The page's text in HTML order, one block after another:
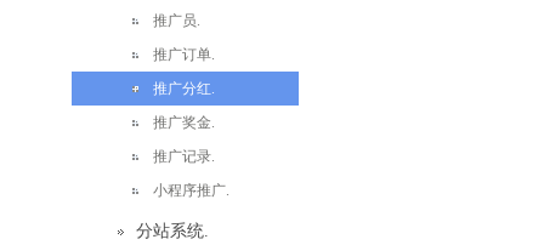
推广员.
推广订单.
推广分红.
推广奖金.
推广记录.
小程序推广.
分站系统.